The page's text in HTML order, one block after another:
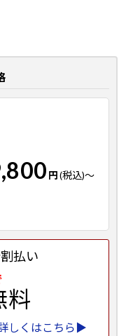
円(税込)～
払い
料
しくはこちら▶